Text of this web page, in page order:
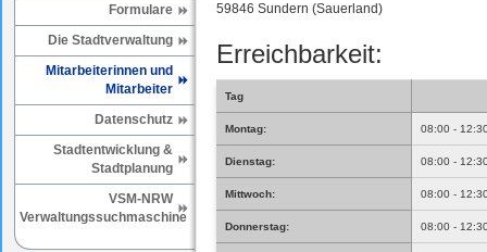
Formulare
Die Stadtverwaltung
Mitarbeiterinnen und
Mitarbeiter
Datenschutz
Stadtentwicklung &
Stadtplanung
VSM-NRW
Verwaltungssuchmaschine
59846 Sundern (Sauerland)
Erreichbarkeit:
Tag
Montag: 08:00 -
Dienstag: 08:00 -
Mittwoch: 08:00 -
Donnerstag: 08:00 -